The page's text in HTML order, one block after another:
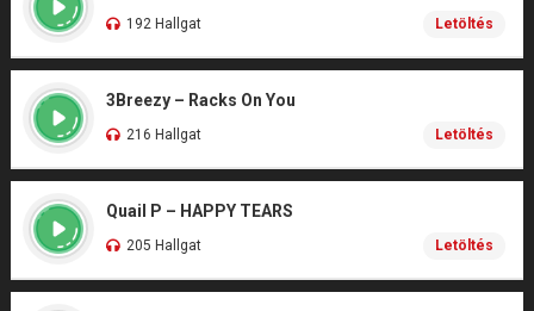
192 Hallgat Letöltés
3Breezy – Racks On You
216 Hallgat Letöltés
Quail P – HAPPY TEARS
205 Hallgat Letöltés